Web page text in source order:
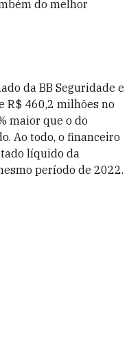
do melhor
da BB Seguridade e
R$ 460,2 milhões no
maior que o do
Ao todo, o financeiro
líquido da
período de 2022.